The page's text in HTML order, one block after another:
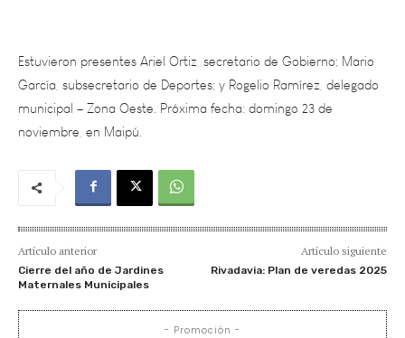
García, subsecretario de Deportes; y Rogelio Ramírez, delegado
municipal – Zona Oeste. Próxima fecha: domingo 23 de
noviembre, en Maipú.
Artículo anterior
Cierre del año de Jardines
Maternales Municipales
Artículo siguiente
Rivadavia: Plan de veredas 2025
- Promoción -